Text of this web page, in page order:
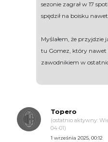
sezonie zagrał w 17
spędził na boisku
Myślałem, że przyjdzie
tu Gomez, który nawet
zawodnikiem w
Topero
(ostatnio aktywny:
04-01)
1 września 2025, 00:12